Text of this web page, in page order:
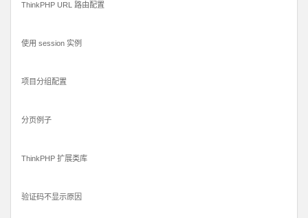
ThinkPHP URL 路由配置
使用 session 实例
项目分组配置
分页例子
ThinkPHP 扩展类库
验证码不显示原因